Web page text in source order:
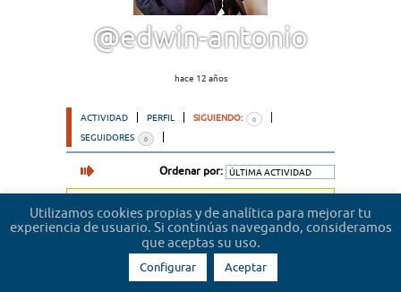
@edwin-antonio
hace 12 años
ACTIVIDAD PERFIL SIGUIENDO: 0
SEGUIDORES 0
Ordenar por:
Utilizamos cookies propias y de analítica para mejorar tu
experiencia de usuario. Si continúas navegando, consideramos
que aceptas su uso.
Configurar Aceptar